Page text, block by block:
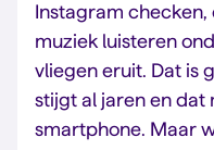
Instagram
muziek luisteren
vliegen eruit. Dat is
stijgt al jaren en dat
smartphone. Maar